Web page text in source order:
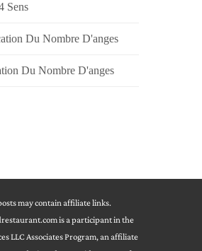
Sens
Du Nombre D'anges
Du Nombre D'anges
may contain affiliate links.
is a participant in the
LLC Associates Program, an affiliate